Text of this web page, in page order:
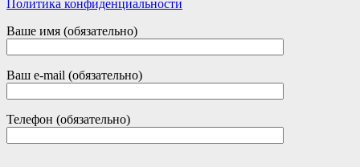
Политика конфиденциальности
Ваше имя (обязательно)
Ваш e-mail (обязательно)
Телефон (обязательно)